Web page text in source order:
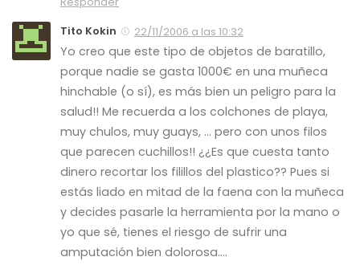
Tito Kokin
22/11/2006 a las 10:32
Yo creo que este tipo de objetos de baratillo,
porque nadie se gasta 1000€ en una muñeca
hinchable (o sí), es más bien un peligro para la
salud!! Me recuerda a los colchones de playa,
muy chulos, muy guays, … pero con unos filos
que parecen cuchillos!! ¿¿Es que cuesta tanto
dinero recortar los filillos del plastico?? Pues si
estás liado en mitad de la faena con la muñeca
y decides pasarle la herramienta por la mano o
yo que sé, tienes el riesgo de sufrir una
amputación bien dolorosa….